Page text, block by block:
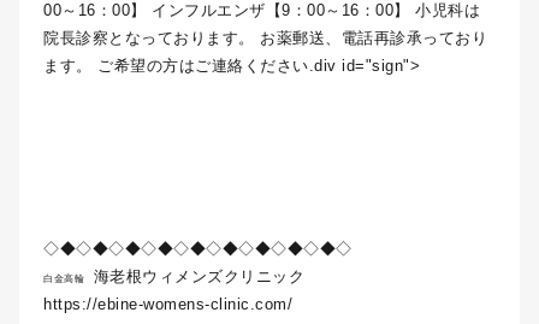
00～16：00】 インフルエンザ【9：00～16：00】 小児科は
院長診察となっております。 お薬郵送、電話再診承っており
ます。 ご希望の方はご連絡ください.div id="sign">
◇◆◇◆◇◆◇◆◇◆◇◆◇◆◇◆◇◆◇
白金高輪
海老根ウィメンズクリニック
https://ebine-womens-clinic.com/